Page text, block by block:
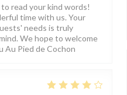
read your kind words!
time with us. Your
needs is truly
We hope to welcome
Au Pied de Cochon